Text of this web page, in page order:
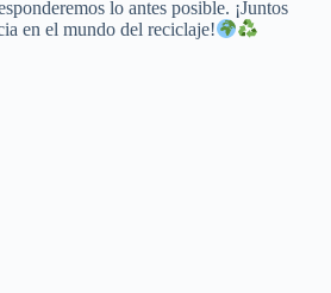
lo antes posible. ¡Juntos
en el mundo del reciclaje!